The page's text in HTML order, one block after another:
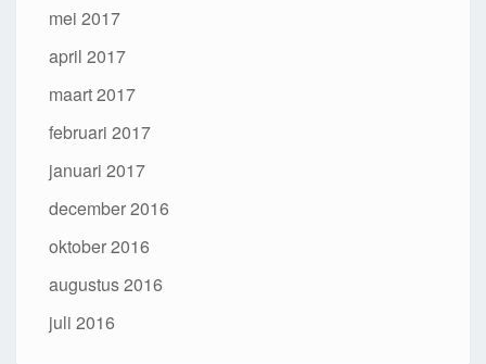
mei 2017
april 2017
maart 2017
februari 2017
januari 2017
december 2016
oktober 2016
augustus 2016
juli 2016